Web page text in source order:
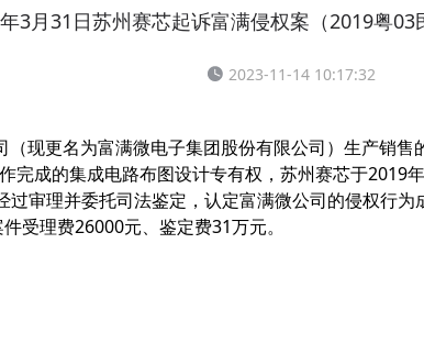
3月31日苏州赛芯起诉富满侵权案（2019粤
2023-11-14 10:17:32
现更名为富满微电子集团股份有限公司）生产销
完成的集成电路布图设计专有权，苏州赛芯于2019
过审理并委托司法鉴定，认定富满微公司的侵权行
受理费26000元、鉴定费31万元。